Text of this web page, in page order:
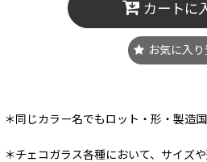
カートに
お気に入
＊同じカラー名でもロット・形・製造
＊チェコガラス各種において、サイズ